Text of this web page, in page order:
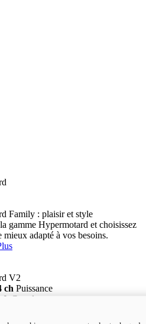
Family : plaisir et style
gamme Hypermotard et choisissez
mieux adapté à vos besoins.
V2
ch Puissance
ft
Couple